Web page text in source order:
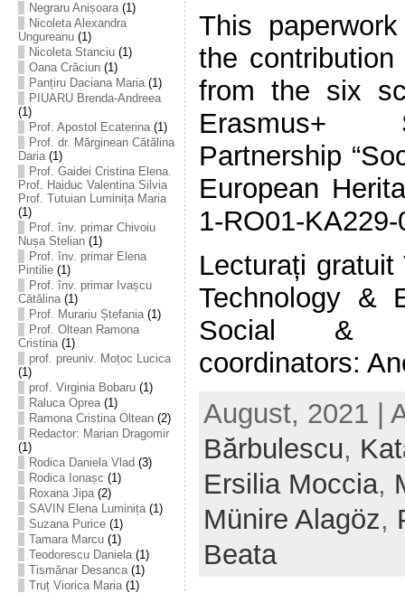
Negraru Anișoara(1)
Nicoleta Alexandra
Ungureanu(1)
Nicoleta Stanciu(1)
Oana Crăciun(1)
Panțiru Daciana Maria(1)
PIUARU Brenda-Andreea
(1)
Prof. Apostol Ecaterina(1)
Prof. dr. Mărginean Cătălina
Daria(1)
Prof. Gaidei Cristina Elena.
Prof. Haiduc Valentina Silvia
Prof. Tutuian Luminița Maria
(1)
Prof. înv. primar Chivoiu
Nușa Stelian(1)
Prof. înv. primar Elena
Pintilie(1)
Prof. înv. primar Ivașcu
Cătălina(1)
Prof. Murariu Ștefania(1)
Prof. Oltean Ramona
Cristina(1)
prof. preuniv. Moțoc Lucica
(1)
prof. Virginia Bobaru(1)
Raluca Oprea(1)
Ramona Cristina Oltean(2)
Redactor: Marian Dragomir
(1)
Rodica Daniela Vlad (3)
Rodica Ionașc (1)
Roxana Jipa(2)
SAVIN Elena Luminița(1)
Suzana Purice(1)
Tamara Marcu(1)
Teodorescu Daniela(1)
Tismănar Desanca(1)
Truț Viorica Maria(1)
This
the
from the six
Erasmus+
Partnership
European
1-RO01-
Lecturați gratuit
Technology &
Social &
coordinators:
August, 2021 |
Bărbulescu,
Ersilia Moccia,
Münire Alagöz,
Beata